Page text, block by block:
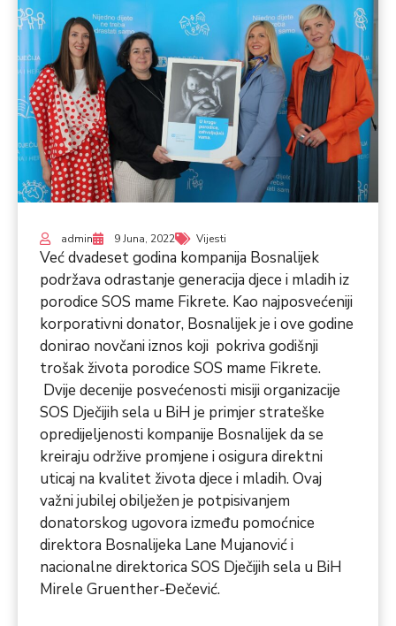
admin 9 Juna, 2022 Vijesti
Već dvadeset godina kompanija Bosnalijek
podržava odrastanje generacija djece i mladih iz
porodice SOS mame Fikrete. Kao najposvećeniji
korporativni donator, Bosnalijek je i ove godine
donirao novčani iznos koji pokriva godišnji
trošak života porodice SOS mame Fikrete.
Dvije decenije posvećenosti misiji organizacije
SOS Dječijih sela u BiH je primjer strateške
opredijeljenosti kompanije Bosnalijek da se
kreiraju održive promjene i osigura direktni
uticaj na kvalitet života djece i mladih. Ovaj
važni jubilej obilježen je potpisivanjem
donatorskog ugovora između pomoćnice
direktora Bosnalijeka Lane Mujanović i
nacionalne direktorica SOS Dječijih sela u BiH
Mirele Gruenther-Đečević.